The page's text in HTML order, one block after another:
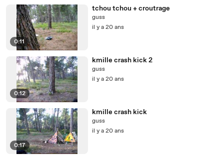
0:11
tchou tchou + croutrage
guss
il y a 20 ans
0:12
kmille crash kick 2
guss
il y a 20 ans
0:17
kmille crash kick
guss
il y a 20 ans